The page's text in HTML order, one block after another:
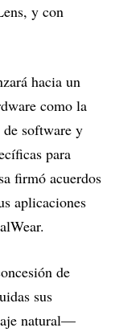
y con
hacia un
como la
de software y
para
firmó acuerdos
aplicaciones
de
sus
natural—